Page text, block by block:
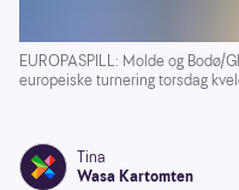
EUROPASPILL: Molde og Bodø/
europeiske turnering torsdag
Tina
Wasa Kartomten